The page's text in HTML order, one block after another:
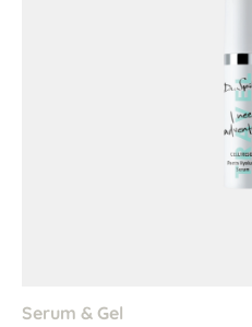
Serum & Gel